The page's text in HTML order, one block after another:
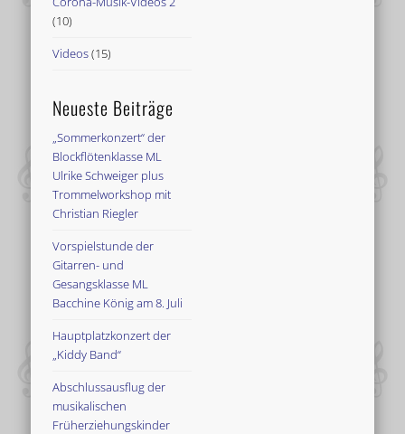
(10)
Videos(15)
Neueste Beiträge
„Sommerkonzert“ der
Blockflötenklasse ML
Ulrike Schweiger plus
Trommelworkshop mit
Christian Riegler
Vorspielstunde der
Gitarren- und
Gesangsklasse ML
Bacchine König am 8. Juli
Hauptplatzkonzert der
„Kiddy Band“
Abschlussausflug der
musikalischen
Früherziehungskinder